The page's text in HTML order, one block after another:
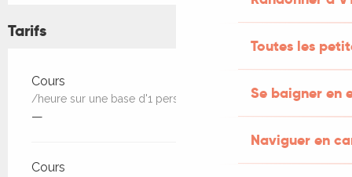
Toutes les
Se baigner en
Naviguer en
Tarifs
Tarifs 2026
Cours
/heure sur une base d'1 personne
—
Cours